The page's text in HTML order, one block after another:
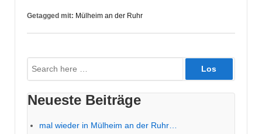
Getagged mit: Mülheim an der Ruhr
Suche
nach:
Neueste Beiträge
mal wieder in Mülheim an der Ruhr…